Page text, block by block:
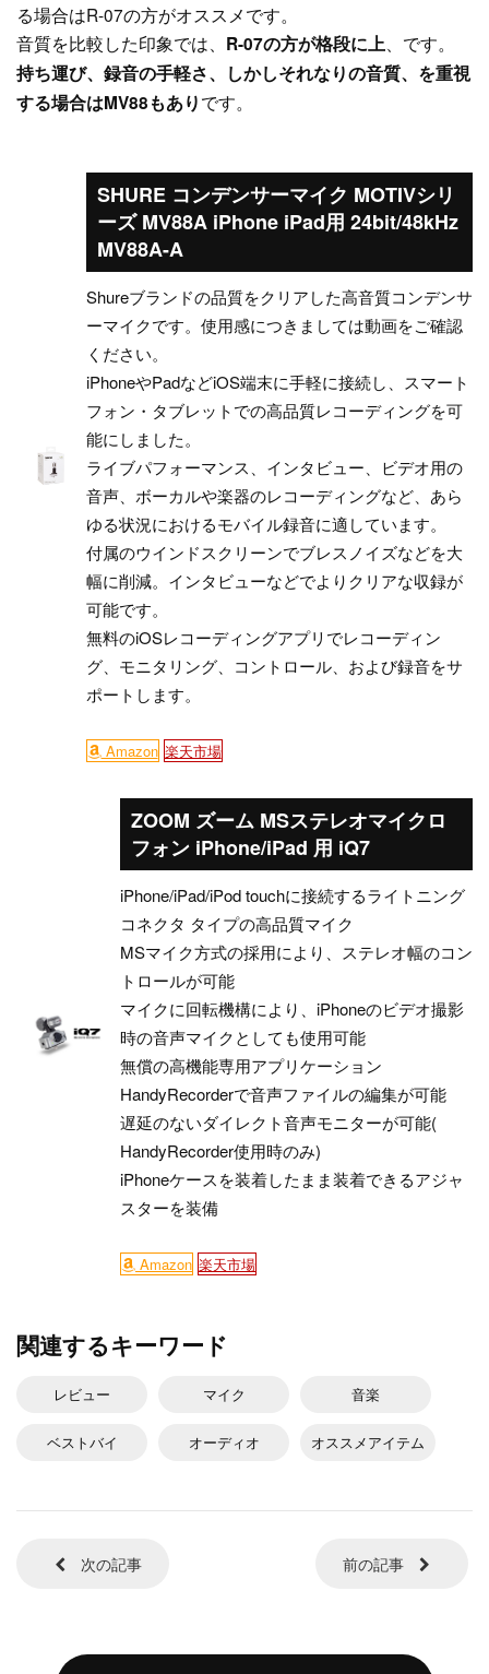
る場合はR-07の方がオススメです。
音質を比較した印象では、 R-07の方が格段に上 、です。
持ち運び、録音の手軽さ、しかしそれなりの音質、を重視
する場合はMV88もありです。
SHURE コンデンサーマイク MOTIVシリ
ーズ MV88A iPhone iPad用 24bit/48kHz
MV88A-A
Shureブランドの品質をクリアした高音質コンデンサ
ーマイクです。使用感につきましては動画をご確認
ください。
iPhoneやPadなどiOS端末に手軽に接続し、スマート
フォン・タブレットでの高品質レコーディングを可
能にしました。
ライブパフォーマンス、インタビュー、ビデオ用の
音声、ボーカルや楽器のレコーディングなど、あら
ゆる状況におけるモバイル録音に適しています。
付属のウインドスクリーンでブレスノイズなどを大
幅に削減。インタビューなどでよりクリアな収録が
可能です。
無料のiOSレコーディングアプリでレコーディン
グ、モニタリング、コントロール、および録音をサ
ポートします。
Amazon 楽天市場
ZOOM ズーム MSステレオマイクロ
フォン iPhone/iPad 用 iQ7
iPhone/iPad/iPod touchに接続するライトニング
コネクタ タイプの高品質マイク
MSマイク方式の採用により、ステレオ幅のコン
トロールが可能
マイクに回転機構により、iPhoneのビデオ撮影
時の音声マイクとしても使用可能
無償の高機能専用アプリケーション
HandyRecorderで音声ファイルの編集が可能
遅延のないダイレクト音声モニターが可能(
HandyRecorder使用時のみ)
iPhoneケースを装着したまま装着できるアジャ
スターを装備
Amazon 楽天市場
関連するキーワード
レビュー マイク 音楽
ベストバイ オーディオ オススメアイテム
次の記事 前の記事